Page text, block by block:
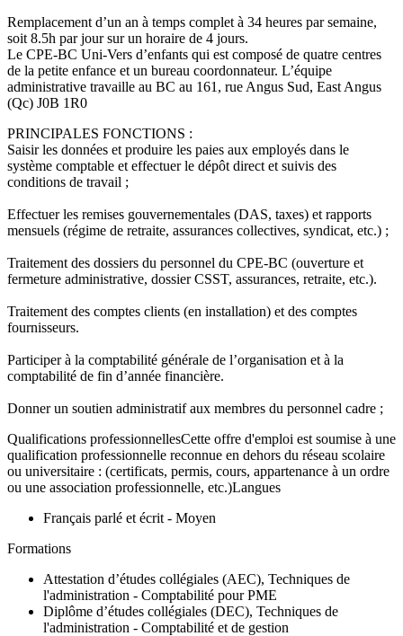
Remplacement d’un an à temps complet à 34 heures par semaine,
soit 8.5h par jour sur un horaire de 4 jours.
Le CPE-BC Uni-Vers d’enfants qui est composé de quatre centres
de la petite enfance et un bureau coordonnateur. L’équipe
administrative travaille au BC au 161, rue Angus Sud, East Angus
(Qc) J0B 1R0
PRINCIPALES FONCTIONS :
Saisir les données et produire les paies aux employés dans le
système comptable et effectuer le dépôt direct et suivis des
conditions de travail ;
Effectuer les remises gouvernementales (DAS, taxes) et rapports
mensuels (régime de retraite, assurances collectives, syndicat, etc.) ;
Traitement des dossiers du personnel du CPE-BC (ouverture et
fermeture administrative, dossier CSST, assurances, retraite, etc.).
Traitement des comptes clients (en installation) et des comptes
fournisseurs.
Participer à la comptabilité générale de l’organisation et à la
comptabilité de fin d’année financière.
Donner un soutien administratif aux membres du personnel cadre ;
Qualifications professionnellesCette offre d'emploi est soumise à une
qualification professionnelle reconnue en dehors du réseau scolaire
ou universitaire : (certificats, permis, cours, appartenance à un ordre
ou une association professionnelle, etc.)Langues
Français parlé et écrit - Moyen
Formations
Attestation d’études collégiales (AEC), Techniques de
l'administration - Comptabilité pour PME
Diplôme d’études collégiales (DEC), Techniques de
l'administration - Comptabilité et de gestion